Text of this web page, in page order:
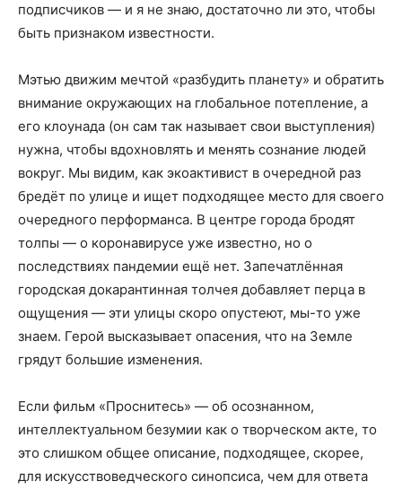
подписчиков — и я не знаю, достаточно ли это, чтобы
быть признаком известности.
Мэтью движим мечтой «разбудить планету» и обратить
внимание окружающих на глобальное потепление, а
его клоунада (он сам так называет свои выступления)
нужна, чтобы вдохновлять и менять сознание людей
вокруг. Мы видим, как экоактивист в очередной раз
бредёт по улице и ищет подходящее место для своего
очередного перформанса. В центре города бродят
толпы — о коронавирусе уже известно, но о
последствиях пандемии ещё нет. Запечатлённая
городская докарантинная толчея добавляет перца в
ощущения — эти улицы скоро опустеют, мы-то уже
знаем. Герой высказывает опасения, что на Земле
грядут большие изменения.
Если фильм «Проснитесь» — об осознанном,
интеллектуальном безумии как о творческом акте, то
это слишком общее описание, подходящее, скорее,
для искусствоведческого синопсиса, чем для ответа